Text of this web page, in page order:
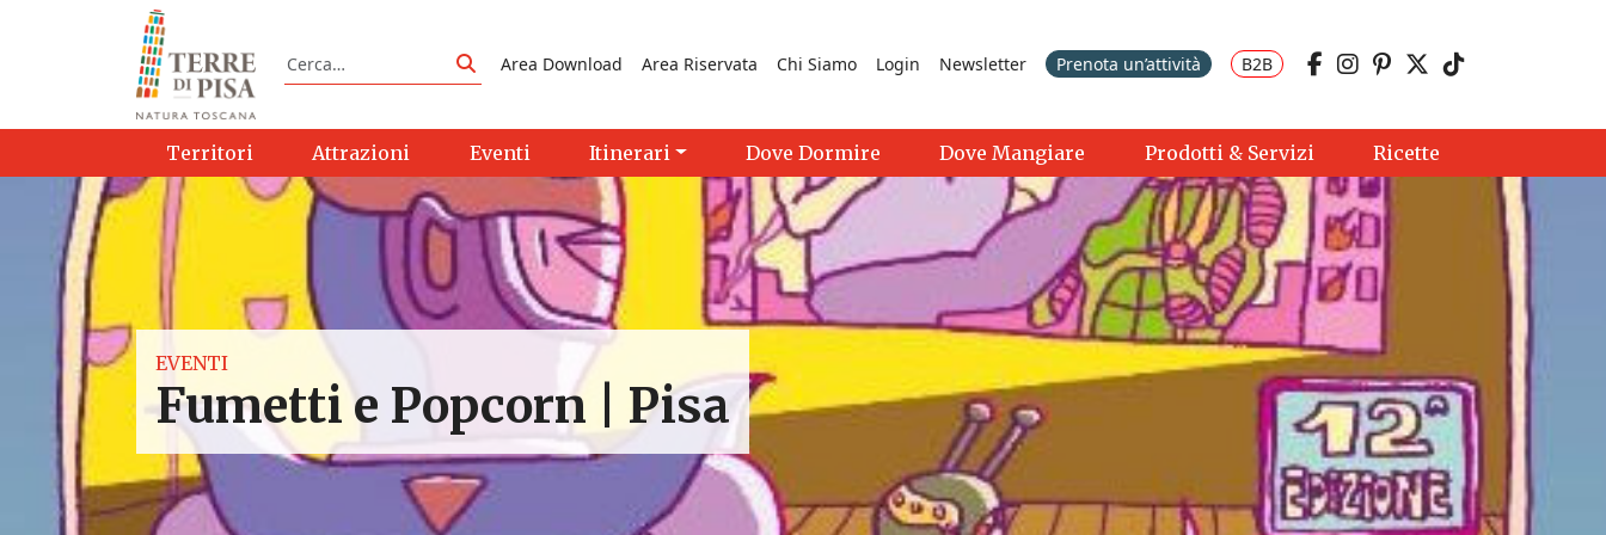
Vai al contenuto
Cerca
Cerca
Area Download Area Riservata Chi Siamo Login Newsletter Prenota un’attività B2B
Territori Attrazioni Eventi Itinerari Dove Dormire Dove Mangiare Prodotti & Servizi Ricette
EVENTI
Fumetti e Popcorn | Pisa